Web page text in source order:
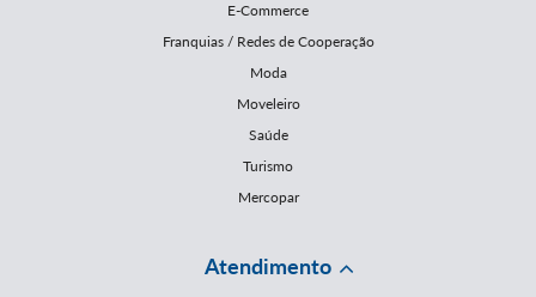
E-Commerce
Franquias / Redes de Cooperação
Moda
Moveleiro
Saúde
Turismo
Mercopar
Atendimento